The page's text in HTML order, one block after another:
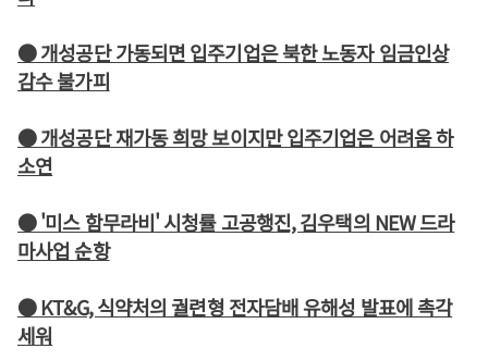
● 개성공단 가동되면 입주기업은 북한 노동자 임금인상
감수 불가피
● 개성공단 재가동 희망 보이지만 입주기업은 어려움 하
소연
● '미스 함무라비' 시청률 고공행진, 김우택의 NEW 드라
마사업 순항
● KT&G, 식약처의 궐련형 전자담배 유해성 발표에 촉각
세워